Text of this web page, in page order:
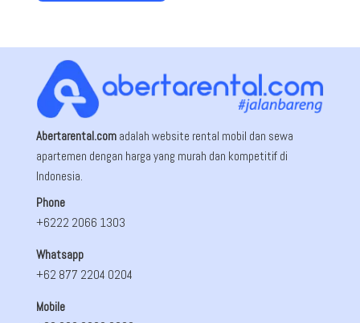
Abertarental.comadalah website rental mobil dan sewa
apartemen dengan harga yang murah dan kompetitif di
Indonesia.
Phone
+6222 2066 1303
Whatsapp
+62 877 2204 0204
Mobile